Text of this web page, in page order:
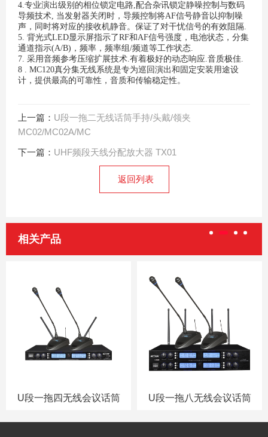
4.专业演出级别的相位锁定电路,配合杂讯锁定静噪控制与数码
导频技术, 当发射器关闭时，导频控制将AF信号静音以抑制噪
声，同时将对应的接收机静音。保证了对干忧信号的有效阻隔.
5. 背光式LED显示屏指示了RF和AF信号强度，电池状态，分集
通道指示(A/B)，频率，频率组/频道等工作状态.
7. 采用音频参考压缩扩展技术.有着极好的动态响应.音质极佳.
8 . MC120真分集无线系统是专为巡回演出和固定安装用途设
计，提供最高的可靠性，音质和传输稳定性。
上一篇： U段一拖二无线话筒手持/头戴/领夹
MC02/MC02A/MC
下一篇： UHF频段天线分配放大器 TX01
返回列表
相关产品
U段一拖四无线会议话筒
U-140A
U段一拖八无线会议话筒
U-180A